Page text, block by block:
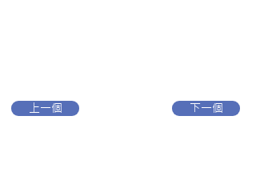
上一個 下一個